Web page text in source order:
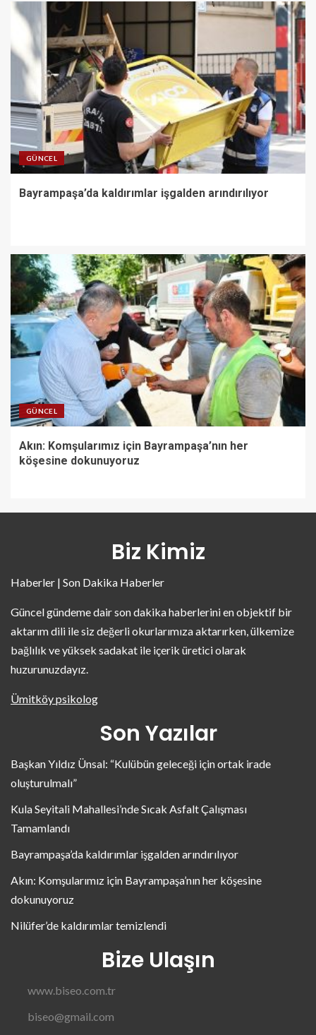
GÜNCEL
Bayrampaşa’da kaldırımlar işgalden arındırılıyor
GÜNCEL
Akın: Komşularımız için Bayrampaşa’nın her
köşesine dokunuyoruz
Biz Kimiz
Haberler | Son Dakika Haberler
Güncel gündeme dair son dakika haberlerini en objektif bir
aktarım dili ile siz değerli okurlarımıza aktarırken, ülkemize
bağlılık ve yüksek sadakat ile içerik üretici olarak
huzurunuzdayız.
Ümitköy psikolog
Son Yazılar
Başkan Yıldız Ünsal: “Kulübün geleceği için ortak irade
oluşturulmalı”
Kula Seyitali Mahallesi’nde Sıcak Asfalt Çalışması
Tamamlandı
Bayrampaşa’da kaldırımlar işgalden arındırılıyor
Akın: Komşularımız için Bayrampaşa’nın her köşesine
dokunuyoruz
Nilüfer’de kaldırımlar temizlendi
Bize Ulaşın
www.biseo.com.tr
biseo@gmail.com